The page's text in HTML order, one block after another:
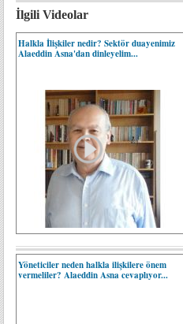
İlgili Videolar
Halkla İlişkiler nedir? Sektör duayenimiz
Alaeddin Asna'dan dinleyelim...
Yöneticiler neden halkla ilişkilere önem
vermeliler? Alaeddin Asna cevaplıyor...